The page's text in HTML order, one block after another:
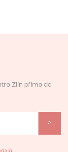
Zlín přímo do
>